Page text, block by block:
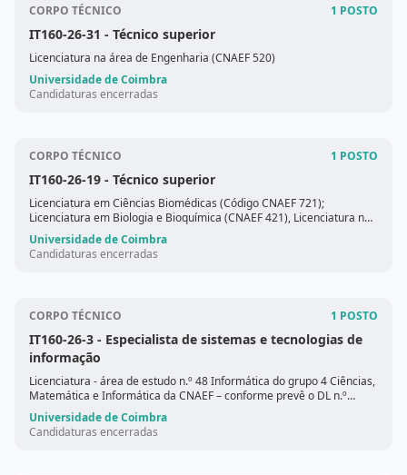
CORPO TÉCNICO 1 POSTO
IT160-26-31 - Técnico superior
Licenciatura na área de Engenharia (CNAEF 520)
Universidade de Coimbra
Candidaturas encerradas
CORPO TÉCNICO 1 POSTO
IT160-26-19 - Técnico superior
Licenciatura em Ciências Biomédicas (Código CNAEF 721);
Licenciatura em Biologia e Bioquímica (CNAEF 421), Licenciatura na
área das Ciências da Vida (CNAEF 420).
Universidade de Coimbra
Candidaturas encerradas
CORPO TÉCNICO 1 POSTO
IT160-26-3 - Especialista de sistemas e tecnologias de
informação
Licenciatura - área de estudo n.º 48 Informática do grupo 4 Ciências,
Matemática e Informática da CNAEF – conforme prevê o DL n.º
88/202
Universidade de Coimbra
Candidaturas encerradas